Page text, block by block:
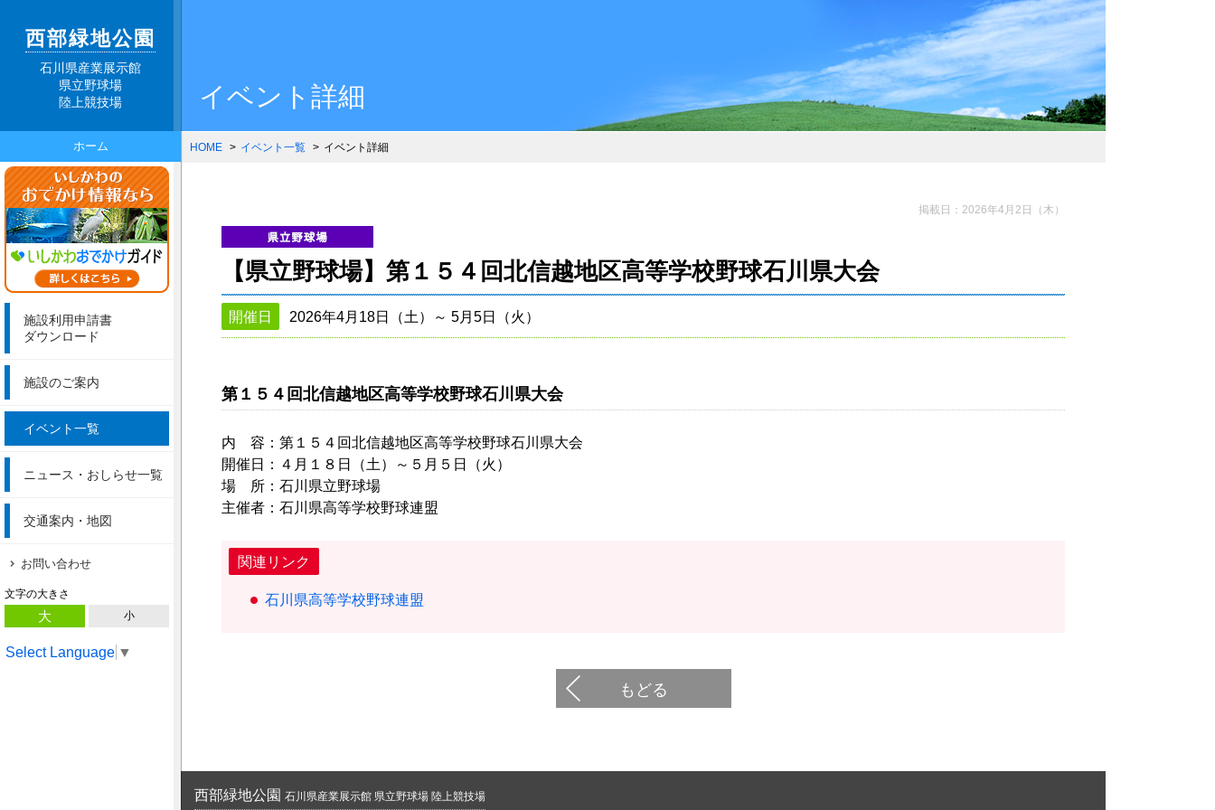
西部緑地公園
石川県産業展示館
県立野球場
陸上競技場
ホーム
施設利用申請書
ダウンロード
施設のご案内
イベント一覧
ニュース・おしらせ一覧
交通案内・地図
お問い合わせ
文字の大きさ
大 小
Select Language ▼
イベント詳細
HOME イベント一覧 イベント詳細
掲載日：2026年4月2日（木）
【県立野球場】第１５４回北信越地区高等学校野球石川県大会
開催日 2026年4月18日（土）～ 5月5日（火）
第１５４回北信越地区高等学校野球石川県大会
内 容：第１５４回北信越地区高等学校野球石川県大会
開催日：４月１８日（土）～５月５日（火）
場 所：石川県立野球場
主催者：石川県高等学校野球連盟
関連リンク
石川県高等学校野球連盟
もどる
西部緑地公園 石川県産業展示館 県立野球場 陸上競技場